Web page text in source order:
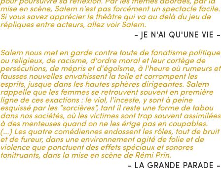
AvecSALEM, notre projet était tout autre : nous voulions
concentrer le spectacle sur les femmes de Salem et
tenter de répondre à cette question : dans une société
où l’oppression féminine est la plus forte, comment ces
femmes accusées vont être contraintes, pour s’en sortir,
mensonge proféré dans une situation de peur et de
pression extrêmes, va engendrer une inexorable réaction
en chaîne au sein d’une communauté ? Enfin, comment
une oppression originelle peut se transformer
rapidement en une pulsion vengeresse à partir du
moment où la puissance et le pouvoir changent de camp ?
Nous avions notre sujet et, après de nombreuses discussions
avec les quatre comédiennes composant la distribution de nos
sorcières de Salem, nous pouvions à présent nous lancer le
défi de l’écriture collective.
UNE ECRITURE COLLECTIVE STRUCTUREE
concentrer uniquement sur le
, nous avons également
mise en scène, Salem n’est pas forcément un spectacle facile.
Si vous savez apprécier le théâtre qui va au delà du jeu de
répliques entre acteurs, allez voir Salem.
- JE N'AI QU'UNE VIE -
Salem nous met en garde contre toute de fanatisme politique
ou religieux, de racisme, d'ordre moral et leur cortège de
persécutions, de mépris et d'égoïsme, à l'heure où rumeurs et
fausses nouvelles envahissent la toile et corrompent les
esprits, jusque dans les hautes sphères dirigeantes. Salem
rappelle que les femmes se retrouvent souvent en première
ligne de ces exactions : le viol, l'inceste, y sont à peine
esquissé par les "sorcières", tant il reste une forme de tabou
dans nos sociétés, où les victimes sont trop souvent assimilées
à des menteuses quand on ne les érige pas en coupables.
(...) Les quatre comédiennes endossent les rôles, tout de bruit
et de fureur, dans une environnement agité de folie et de
violence que ponctuent des effets spéciaux et sonores
tonitruants, dans la mise en scène de Rémi Prin.
- LA GRANDE PARADE -